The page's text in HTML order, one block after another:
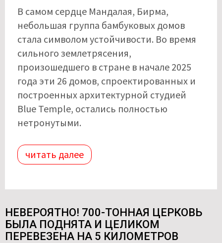
В самом сердце Мандалая, Бирма,
небольшая группа бамбуковых домов
стала символом устойчивости. Во время
сильного землетрясения,
произошедшего в стране в начале 2025
года эти 26 домов, спроектированных и
построенных архитектурной студией
Blue Temple, остались полностью
нетронутыми.
читать далее
НЕВЕРОЯТНО! 700-ТОННАЯ ЦЕРКОВЬ
БЫЛА ПОДНЯТА И ЦЕЛИКОМ
ПЕРЕВЕЗЕНА НА 5 КИЛОМЕТРОВ